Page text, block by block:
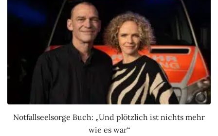
Notfallseelsorge Buch: „Und plötzlich ist nichts mehr
wie es war“